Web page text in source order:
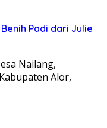
Padi dari Julie
Nailang,
Alor,